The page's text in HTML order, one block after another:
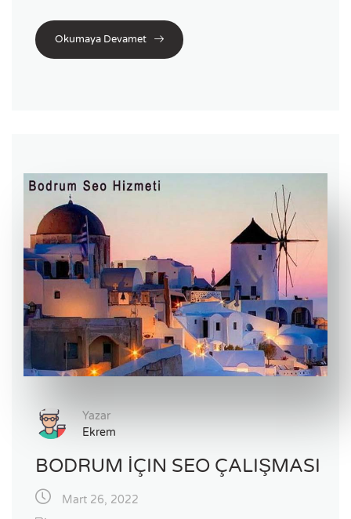
Okumaya Devamet
Yazar
Ekrem
BODRUM İÇIN SEO ÇALIŞMASI
Mart 26, 2022